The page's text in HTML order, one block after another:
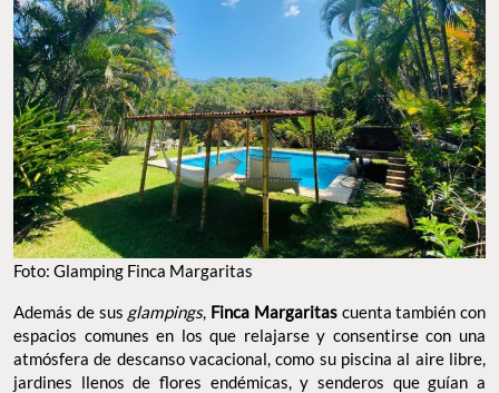
Foto: Glamping Finca Margaritas
Además de sus glampings, Finca Margaritascuenta también con
espacios comunes en los que relajarse y consentirse con una
atmósfera de descanso vacacional, como su piscina al aire libre,
jardines llenos de flores endémicas, y senderos que guían a